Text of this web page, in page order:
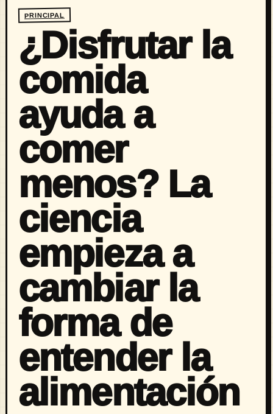
PRINCIPAL
¿Disfrutar la
comida
ayuda a
comer
menos? La
ciencia
empieza a
cambiar la
forma de
entender la
alimentación